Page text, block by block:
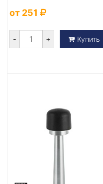
от 251
- + Купить